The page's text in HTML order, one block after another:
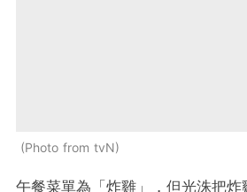
Photo from tvN
午餐菜單為「炸雞」，但光洙把